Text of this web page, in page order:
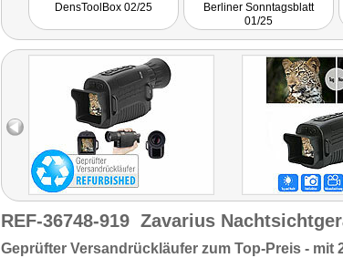
DensToolBox 02/25
Berliner Sonntagsblatt
01/25
REF-36748-919 Zavarius
Geprüfter Versandrückläufer zum Top-Preis - mit